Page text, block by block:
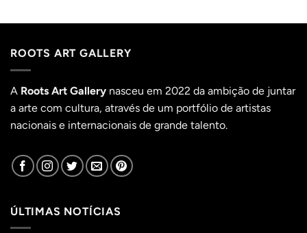
ROOTS ART GALLERY
A Roots Art Gallery nasceu em 2022 da ambição de juntar
a arte com cultura, através de um portfólio de artistas
nacionais e internacionais de grande talento.
ÚLTIMAS NOTÍCIAS